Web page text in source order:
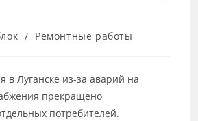
/ Ремонтные работы
в Луганске из-за аварий на
прекращено
потребителей.